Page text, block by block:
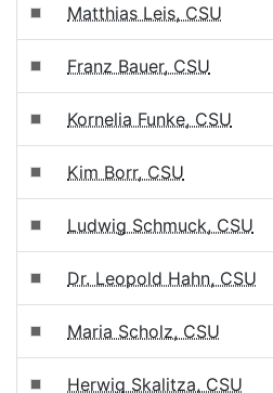
Matthias Leis, CSU
Franz Bauer, CSU
Kornelia Funke, CSU
Kim Borr, CSU
Ludwig Schmuck, CSU
Dr. Leopold Hahn, CSU
Maria Scholz, CSU
Herwig Skalitza, CSU